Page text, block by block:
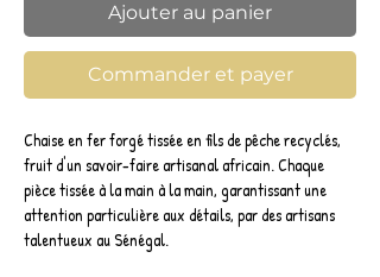
Ajouter au panier
Commander et payer
Chaise en fer forgé tissée en fils de pêche recyclés,
fruit d'un savoir-faire artisanal africain. Chaque
pièce tissée à la main à la main, garantissant une
attention particulière aux détails, par des artisans
talentueux au Sénégal.